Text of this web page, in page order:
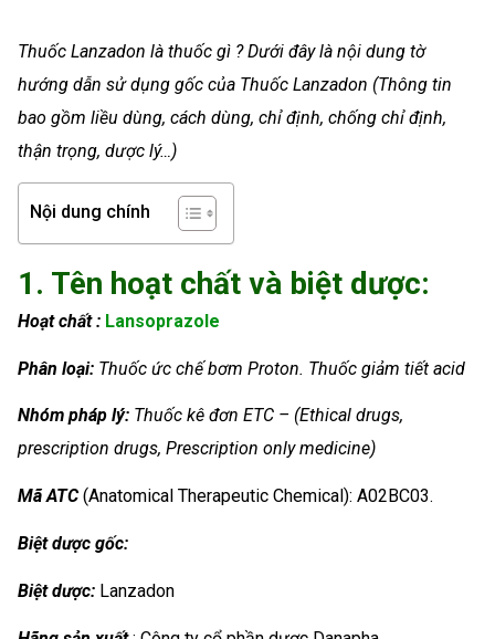
Thuốc Lanzadon là thuốc gì ? Dưới đây là nội dung tờ
hướng dẫn sử dụng gốc của Thuốc Lanzadon (Thông tin
bao gồm liều dùng, cách dùng, chỉ định, chống chỉ định,
thận trọng, dược lý…)
Nội dung chính
1. Tên hoạt chất và biệt dược:
Hoạt chất : Lansoprazole
Phân loại: Thuốc ức chế bơm Proton. Thuốc giảm tiết acid
Nhóm pháp lý: Thuốc kê đơn ETC – (Ethical drugs,
prescription drugs, Prescription only medicine)
Mã ATC(Anatomical Therapeutic Chemical): A02BC03.
Biệt dược gốc:
Biệt dược: Lanzadon